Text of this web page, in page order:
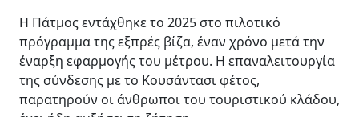
Η Πάτμος εντάχθηκε το 2025 στο πιλοτικό
πρόγραμμα της εξπρές βίζα, έναν χρόνο μετά την
έναρξη εφαρμογής του μέτρου. Η επαναλειτουργία
της σύνδεσης με το Κουσάντασι φέτος,
παρατηρούν οι άνθρωποι του τουριστικού κλάδου,